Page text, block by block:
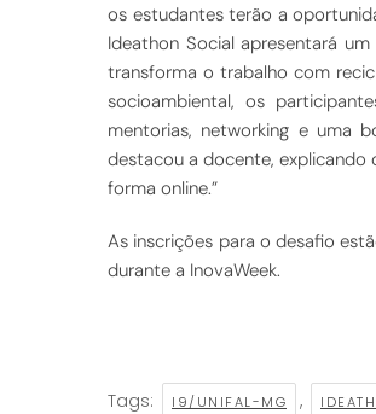
os estudantes terão a
Ideathon Social apresentará
transforma o trabalho com
socioambiental, os
mentorias, networking e uma
destacou a docente, explicando
forma online.”
As inscrições para o desafio
durante a InovaWeek.
Tags: I9/UNIFAL-MG ,